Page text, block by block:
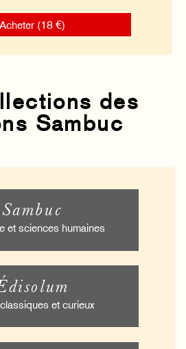
Acheter (18 €)
des
Sambuc
Sambuc
et sciences humaines
et curieux